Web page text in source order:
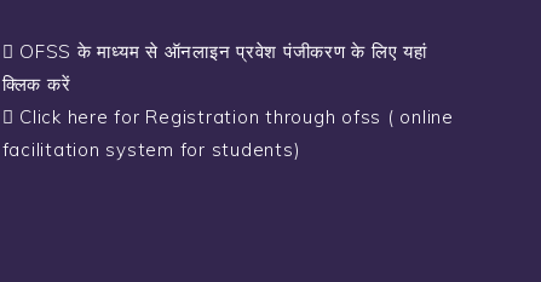
OFSS के माध्यम से ऑनलाइन प्रवेश पंजीकरण के लिए यहां
क्लिक करें
Click here for Registration through ofss ( online
facilitation system for students)